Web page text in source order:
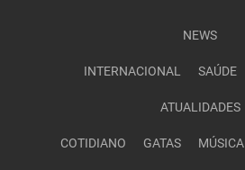
NEWS
INTERNACIONAL SAÚDE
ATUALIDADES
COTIDIANO GATAS MÚSICA